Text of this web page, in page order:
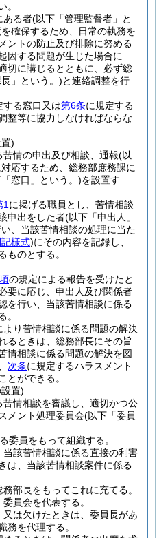
。
ある者(以下「管理監督者」と
確保するため、日常の執務を
ントの防止及び排除に努める
因する問題が生じた場合に
切に講じるとともに、必ず総
」という。)と連絡調整を行
する窓口又は第6条に規定する
整等に協力しなければならな
)
情の申出及び相談、通報(以
対応するため、総務部庶務課に
窓口」という。)を設置す
1 に掲げる職員とし、苦情相談
申出をした者(以下「申出人」
、当該苦情相談の処理に当た
記様式)にその内容を記録し、
ものとする。
の規定による報告を受けたと
要に応じ、申出人及び関係者
を行い、当該苦情相談に係る
。
より苦情相談に係る問題の解決
るときは、総務部長にその旨
情相談に係る問題の解決を図
次条に規定するハラスメント
とができる。
置)
情相談を審議し、適切かつ公
メント処理委員会(以下「委員
委員をもって組織する。
該苦情相談に係る直接の利害
は、当該苦情相談案件に係る
部長をもってこれに充てる。
員会を代表する。
は欠けたときは、委員長があ
務を代理する。